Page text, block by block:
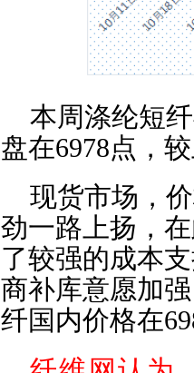
本周涤纶短
盘在6978点，
现货市场，
劲一路上扬，
了较强的成本
商补库意愿加
纤国内价格在